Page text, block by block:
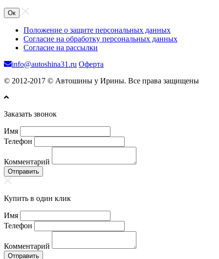
Ок
Положение о защите персональных данных
Согласие на обработку персональных данных
Согласие на рассылки
info@autoshina31.ru Оферта
© 2012-2017 © Автошины у Ирины. Все права защищены
Заказать звонок
Имя
Телефон
Комментарий
Отправить
Купить в один клик
Имя
Телефон
Комментарий
Отправить